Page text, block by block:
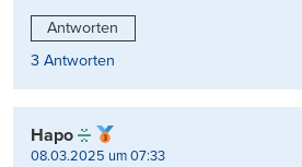
Antworten
3 Antworten
Hapo
08.03.2025 um 07:33